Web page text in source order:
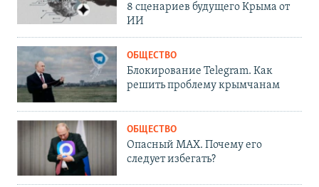
8 сценариев будущего Крыма от
ИИ
ОБЩЕСТВО
Блокирование Telegram. Как
решить проблему крымчанам
ОБЩЕСТВО
Опасный MAX. Почему его
следует избегать?